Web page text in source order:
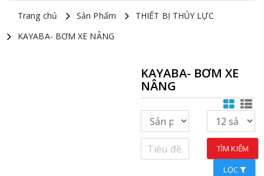
Trang chủ Sản Phẩm
THIẾT BỊ THỦY LỰC
KAYABA- BƠM XE NÂNG
KAYABA- BƠM XE
NÂNG
TÌM KIẾM
LỌC